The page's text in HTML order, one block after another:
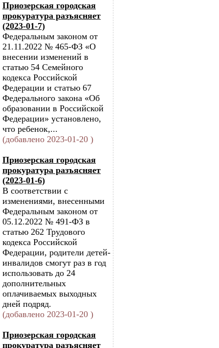
Приозерская городская
прокуратура разъясняет
(2023-01-7)
Федеральным законом от
21.11.2022 № 465-ФЗ «О
внесении изменений в
статью 54 Семейного
кодекса Российской
Федерации и статью 67
Федерального закона «Об
образовании в Российской
Федерации» установлено,
что ребенок,...
(добавлено 2023-01-20 )
Приозерская городская
прокуратура разъясняет
(2023-01-6)
В соответствии с
изменениями, внесенными
Федеральным законом от
05.12.2022 № 491-ФЗ в
статью 262 Трудового
кодекса Российской
Федерации, родители детей-
инвалидов смогут раз в год
использовать до 24
дополнительных
оплачиваемых выходных
дней подряд.
(добавлено 2023-01-20 )
Приозерская городская
прокуратура разъясняет